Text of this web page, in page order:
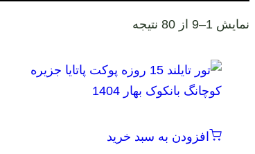
نمایش 1–9 از 80 نتیجه
افزودن به سبد خرید